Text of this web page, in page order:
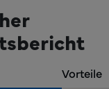
Vorteile